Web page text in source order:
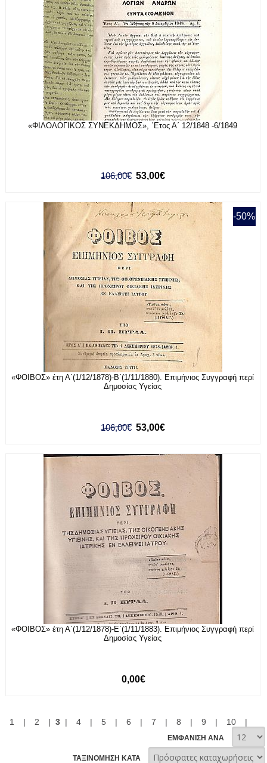
«ΦΙΛΟΛΟΓΙΚΟΣ ΣΥΝΕΚΔΗΜΟΣ», ΄Ετος Α΄ 12/1848 -6/1849
106,00€ 53,00€
-50%
«ΦΟΙΒΟΣ» έτη Α΄(1/12/1878)-Β΄(1/11/1880). Επιμήνιος Συγγραφή περί
Δημοσίας Υγείας
106,00€ 53,00€
«ΦΟΙΒΟΣ» έτη Α΄(1/12/1878)-Ε΄(1/11/1883). Επιμήνιος Συγγραφή περί
Δημοσίας Υγείας
0,00€
1 | 2 | 3| 4 | 5 | 6 | 7 | 8 | 9 | 10 |
ΕΜΦΑΝΙΣΗ ΑΝΑ
ΤΑΞΙΝΟΜΗΣΗ ΚΑΤΑ